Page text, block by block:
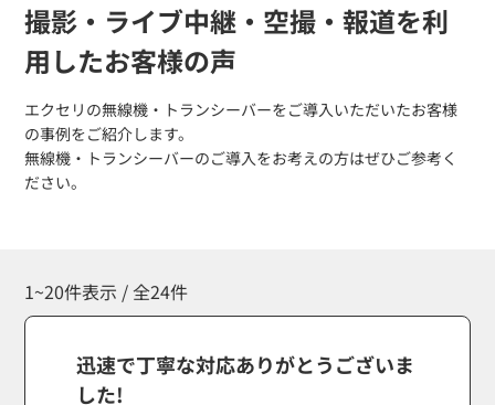
撮影・ライブ中継・空撮・報道を利
用したお客様の声
エクセリの無線機・トランシーバーをご導入いただいたお客様
の事例をご紹介します。
無線機・トランシーバーのご導入をお考えの方はぜひご参考く
ださい。
1~20件表示 / 全24件
迅速で丁寧な対応ありがとうございま
した!